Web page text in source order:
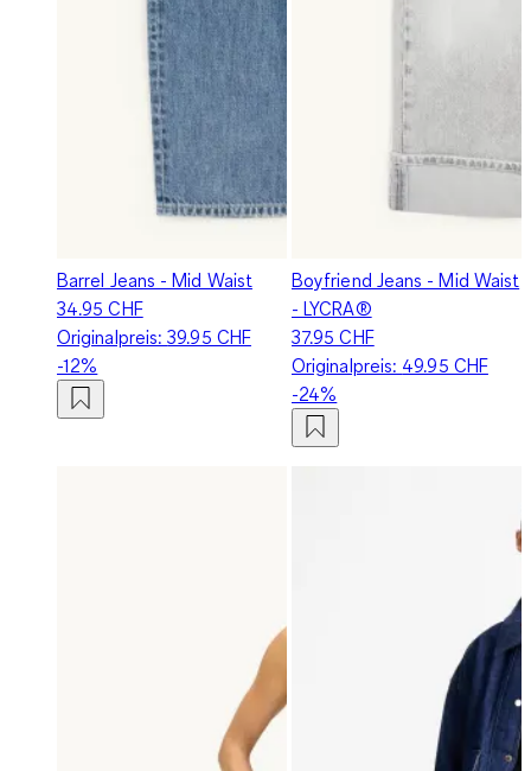
Barrel Jeans - Mid Waist
34.95 CHF
Originalpreis:39.95 CHF
-12%
Boyfriend Jeans - Mid Waist
- LYCRA®
37.95 CHF
Originalpreis: 49.95 CHF
-24%